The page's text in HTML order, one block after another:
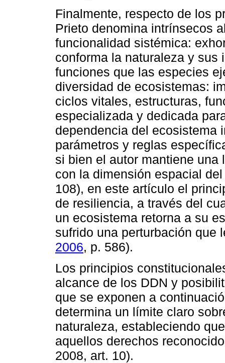
Finalmente, respecto de los
Prieto denomina intrínsecos
funcionalidad sistémica:
conforma la naturaleza y sus
funciones que las especies
diversidad de ecosistemas:
ciclos vitales, estructuras,
especializada y dedicada
dependencia del ecosistema
parámetros y reglas
si bien el autor mantiene
con la dimensión espacial
108), en este artículo el
de resiliencia, a través del
un ecosistema retorna a su
sufrido una perturbación que
2006, p. 586).
Los principios
alcance de los DDN y
que se exponen a
determina un límite claro
naturaleza, estableciendo
aquellos derechos
2008, art. 10).